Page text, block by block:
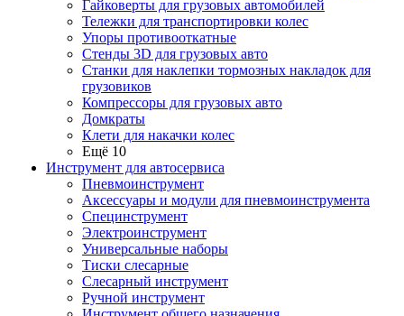
Гайковерты для грузовых автомобилей
Тележки для транспортировки колес
Упоры противооткатные
Стенды 3D для грузовых авто
Станки для наклепки тормозных накладок для
грузовиков
Компрессоры для грузовых авто
Домкраты
Клети для накачки колес
Ещё 10
Инструмент для автосервиса
Пневмоинструмент
Аксессуары и модули для пневмоинструмента
Специнструмент
Электроинструмент
Универсальные наборы
Тиски слесарные
Слесарный инструмент
Ручной инструмент